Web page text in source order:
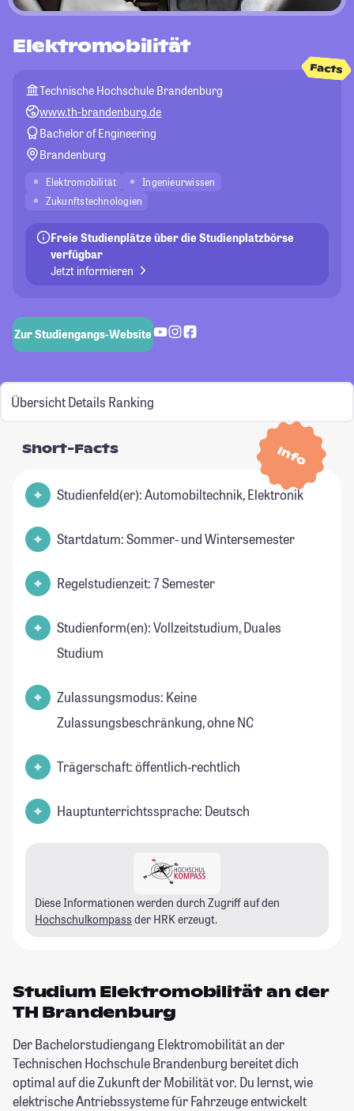
Elektromobilität
Facts
Technische Hochschule Brandenburg
www.th-brandenburg.de
Bachelor of Engineering
Brandenburg
Elektromobilität
Ingenieurwissen
Zukunftstechnologien
Freie Studienplätze über die Studienplatzbörse
verfügbar
Jetzt informieren
Zur Studiengangs-Website
Übersicht Details Ranking
Info
Short-Facts
Studienfeld(er): Automobiltechnik, Elektronik
Startdatum: Sommer- und Wintersemester
Regelstudienzeit: 7 Semester
Studienform(en): Vollzeitstudium, Duales
Studium
Zulassungsmodus: Keine
Zulassungsbeschränkung, ohne NC
Trägerschaft: öffentlich-rechtlich
Hauptunterrichtssprache: Deutsch
Diese Informationen werden durch Zugriff auf den
Hochschulkompass der HRK erzeugt.
Studium Elektromobilität an der
TH Brandenburg
Der Bachelorstudiengang Elektromobilität an der
Technischen Hochschule Brandenburg bereitet dich
optimal auf die Zukunft der Mobilität vor. Du lernst, wie
elektrische Antriebssysteme für Fahrzeuge entwickelt